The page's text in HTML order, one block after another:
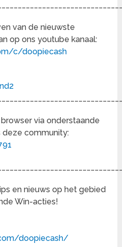
van de nieuwste
op ons youtube kanaal:
c/doopiecash
via onderstaande
deze community:
en nieuws op het gebied
Win-acties!
doopiecash/